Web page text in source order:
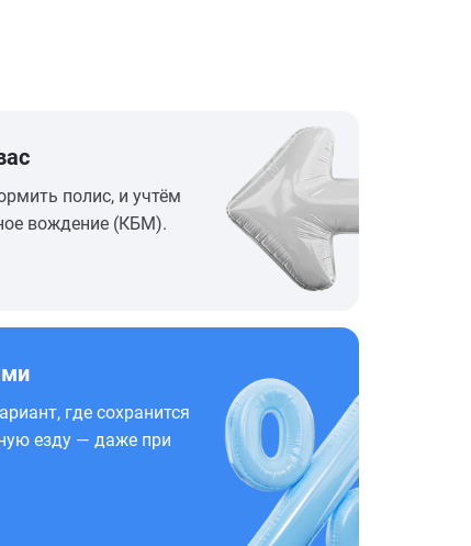
полис, и учтём
вождение (КБМ).
где сохранится
езду — даже при